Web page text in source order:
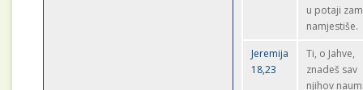
u potaji
namjestiše.
Jeremija
18,23
Ti, o Jahve,
znadeš sav
njihov naum